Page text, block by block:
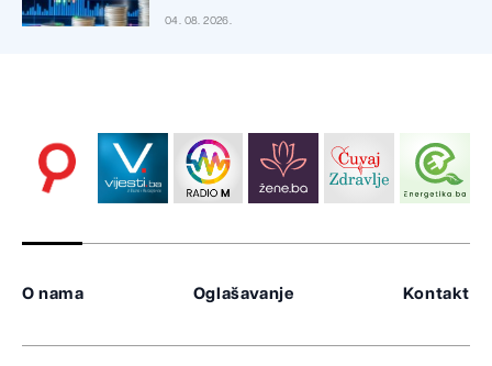
04. 08. 2026.
O nama Oglašavanje Kontakt